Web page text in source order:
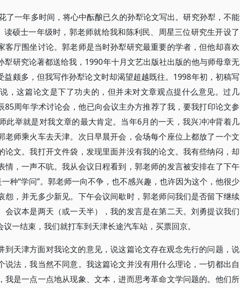
了一年多时间，将心中酝酿已久的孙犁论文写出。研究孙犁，不能
读硕士一年级时，郭老师就给我和陈利民、周星三位研究生开设了
客厅围坐讨论。郭老师是当时孙犁研究最重要的学者，但他却喜欢
研究论著都送给我，1990年十月文艺出版社出版的他与师母章无
颇多，但我写作孙犁论文时却渴望超越既往。1998年初，初稿写
，这篇论文是下了功夫的，但并未对文章观点提什么意见。过几
85周年学术讨论会，他已向会议主办方推荐了我，要我打印论文参
此举就是对我文章的最大肯定。当年6月的一天，我兴冲冲背着几
老师乘火车去天津。次日早晨开会，会场每个座位上都放了一个文
论文。我打开文件袋，发现里面并没有我的论文。我有些纳闷，却
情，一声不吭。我从会议日程看到，郭老师的发言被安排在了下午
种“学问”。郭老师一向不争，也不感兴趣，也许因为这个，他很少
怨，并无多少新见。下午会议间歇时，郭老师问我们是否留下继续
会议本是两天（或一天半），我的发言是在第二天。刘勇提议我们
一结束，我们就打车到天津长途汽车站，买票回京。
到天津方面对我论文的意见，说这篇论文存在观念先行的问题，说
说法，我当然不同意。我这篇论文并没有用什么理论，一切都出自
我是一点一点地从现象、文本，进而思考革命文学问题的。他们所